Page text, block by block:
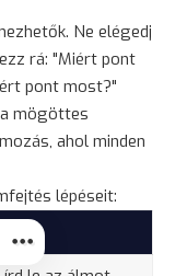
Ne elégedj
rá: "Miért pont
pont most?"
mögöttes
ahol minden
lépéseit: